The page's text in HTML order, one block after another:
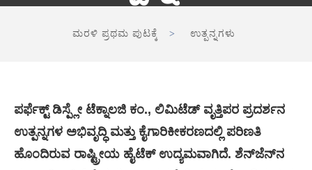
ಮರಳಿ ಪ್ರಥಮ ಪುಟಕ್ಕೆ ಉತ್ಪನ್ನಗಳು
ಪರ್ಫೆಕ್ಟ್ ಡಿಸ್ಪ್ಲೇ ಟೆಕ್ನಾಲಜಿ ಕಂ., ಲಿಮಿಟೆಡ್ ವೃತ್ತಿಪರ ಪ್ರದರ್ಶನ
ಉತ್ಪನ್ನಗಳ ಅಭಿವೃದ್ಧಿ ಮತ್ತು ಕೈಗಾರಿಕೀಕರಣದಲ್ಲಿ ಪರಿಣತಿ
ಹೊಂದಿರುವ ರಾಷ್ಟ್ರೀಯ ಹೈಟೆಕ್ ಉದ್ಯಮವಾಗಿದೆ. ಶೆನ್‌ಜೆನ್‌ನ